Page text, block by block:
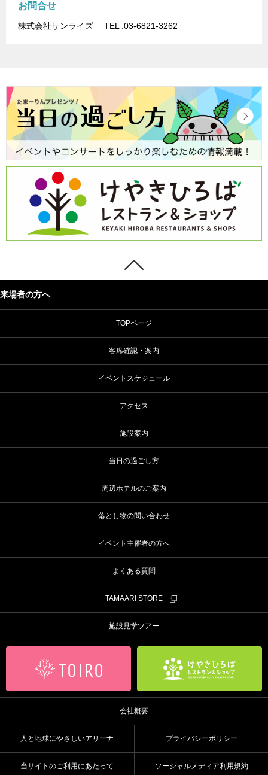
お問合せ
株式会社サンライズ TEL :03-6821-3262
来場者の方へ
TOPページ
客席確認・案内
イベントスケジュール
アクセス
施設案内
当日の過ごし方
周辺ホテルのご案内
落とし物の問い合わせ
イベント主催者の方へ
よくある質問
TAMAARI STORE
施設見学ツアー
会社概要
人と地球にやさしいアリーナ プライバシーポリシー
当サイトのご利用にあたって ソーシャルメディア利用規約